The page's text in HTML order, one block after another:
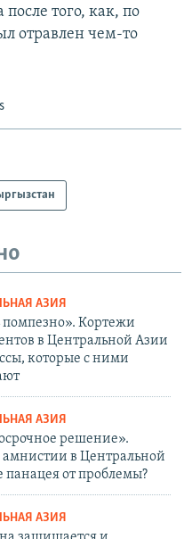
после того, как, по
отравлен чем-то
АЗИЯ
Кортежи
в Центральной Азии
которые с ними
АЗИЯ
решение».
в Центральной
панацея от проблемы?
АЗИЯ